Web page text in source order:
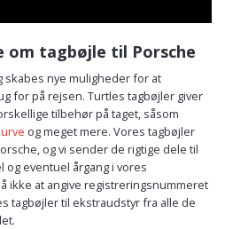
om tagbøjle til Porsche
skabes nye muligheder for at
for på rejsen. Turtles tagbøjler giver
tilbehør på taget, såsom
og meget mere. Vores tagbøjler
og vi sender de rigtige dele til
eventuel årgang i vores
ikke at angive registreringsnummeret
tagbøjler til ekstraudstyr fra alle de